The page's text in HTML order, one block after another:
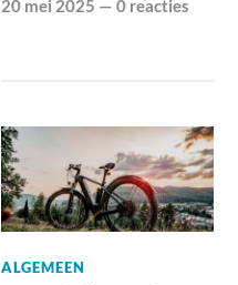
20 mei 2025 —0 reacties
ALGEMEEN